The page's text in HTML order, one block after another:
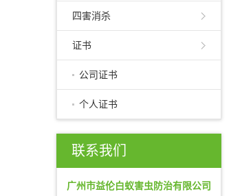
四害消杀
证书
公司证书
个人证书
联系我们
广州市益伦白蚁害虫防治有限公司